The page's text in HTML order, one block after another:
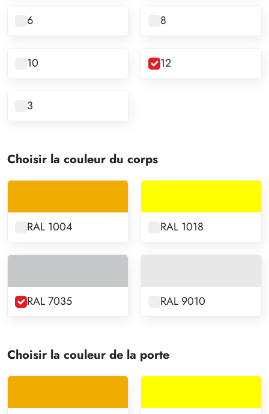
6 8
10 12
3
Choisir la couleur du corps
RAL 1004 RAL 1018
RAL 7035 RAL 9010
Choisir la couleur de la porte